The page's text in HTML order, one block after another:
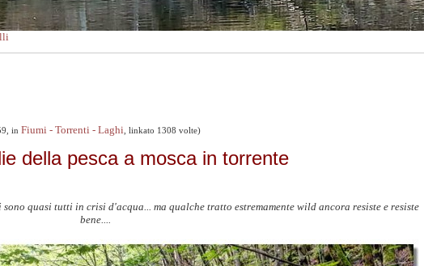
in Fiumi - Torrenti - Laghi , linkato 1308 volte)
della pesca a mosca in torrente
quasi tutti in crisi d'acqua... ma qualche tratto estremamente wild ancora resiste e resiste
bene....